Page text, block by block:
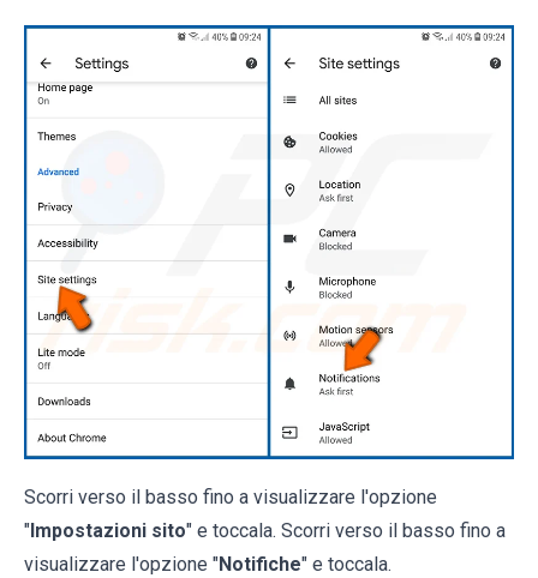
Scorri verso il basso fino a visualizzare l'opzione
" Impostazioni sito" e toccala. Scorri verso il basso fino a
visualizzare l'opzione "Notifiche" e toccala.